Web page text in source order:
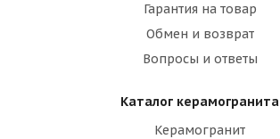
Гарантия на товар
Обмен и возврат
Вопросы и ответы
Каталог керамогранита
Керамогранит